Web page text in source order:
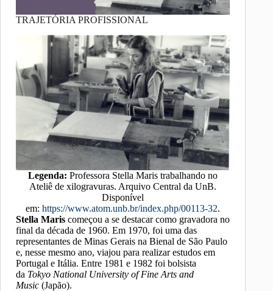
TRAJETÓRIA PROFISSIONAL
Legenda: Professora Stella Maris trabalhando no
Ateliê de xilogravuras. Arquivo Central da UnB.
Disponível
em:https://www.atom.unb.br/index.php/00113-32.
Stella Maris começou a se destacar como gravadora no
final da década de 1960. Em 1970, foi uma das
representantes de Minas Gerais na Bienal de São Paulo
e, nesse mesmo ano, viajou para realizar estudos em
Portugal e Itália. Entre 1981 e 1982 foi bolsista
da Tokyo National University of Fine Arts and
Music (Japão).